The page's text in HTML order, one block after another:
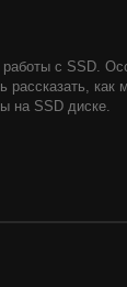
с SSD.
как
на SSD диске.